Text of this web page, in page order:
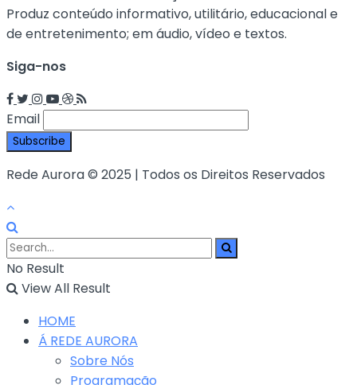
Produz conteúdo informativo, utilitário, educacional e
de entretenimento; em áudio, vídeo e textos.
Siga-nos
Email
Rede Aurora © 2025 | Todos os Direitos Reservados
No Result
View All Result
HOME
Á REDE AURORA
Sobre Nós
Programação